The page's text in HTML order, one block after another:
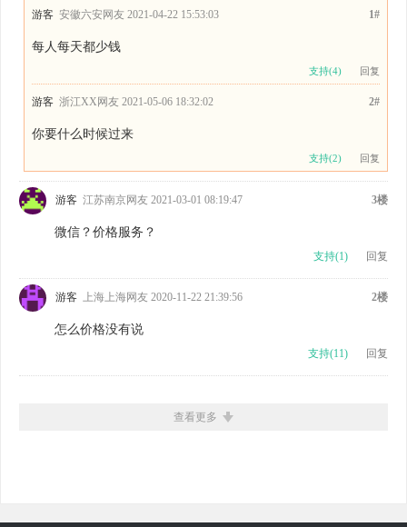
1#
游客 安徽六安网友 2021-04-22 15:53:03
每人每天都少钱
支持(4) 回复
2#
游客 浙江XX网友 2021-05-06 18:32:02
你要什么时候过来
支持(2) 回复
3楼
游客 江苏南京网友 2021-03-01 08:19:47
微信？价格服务？
支持(1) 回复
2楼
游客 上海上海网友 2020-11-22 21:39:56
怎么价格没有说
支持(11) 回复
查看更多